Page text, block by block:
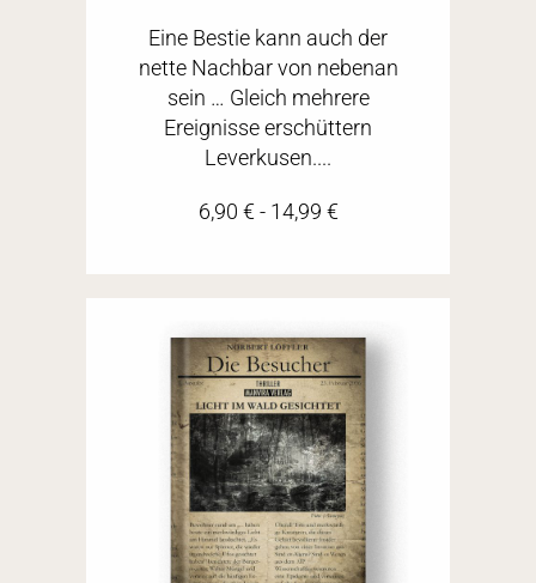
Eine Bestie kann auch der
nette Nachbar von nebenan
sein … Gleich mehrere
Ereignisse erschüttern
Leverkusen....
6,90 € - 14,99 €